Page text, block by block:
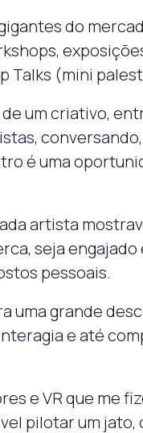
do
Talks (mini
um criativo,
é uma
artista
seja engajado
pessoais.
uma grande
e até
e VR que me
pilotar um jato,